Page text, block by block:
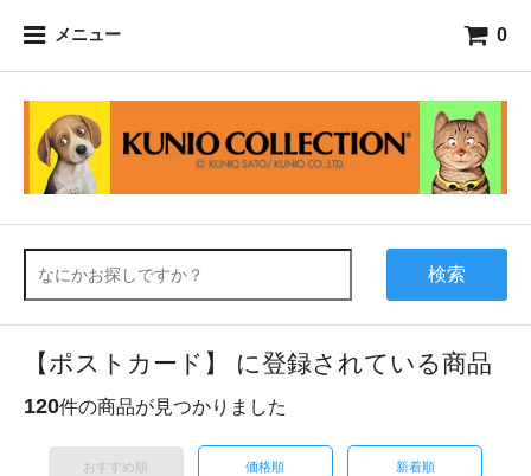
メニュー 0
検索
【ポストカード】 に登録されている商品
120件の商品が見つかりました
おすすめ順 価格順 新着順